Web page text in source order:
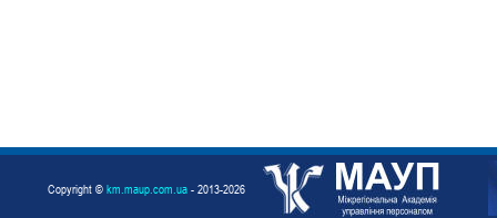
Copyright © km.maup.com.ua - 2013-2026